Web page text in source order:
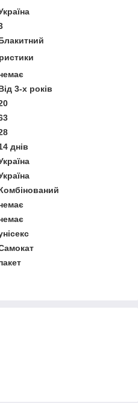
3-х років
днів